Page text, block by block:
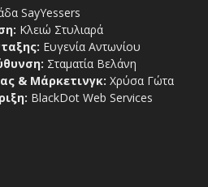
SayYessers
Κλειώ Στυλιαρά
Ευγενία Αντωνίου
Σταματία Βελάνη
& Μάρκετινγκ: Χρύσα Γώτα
BlackDot Web Services